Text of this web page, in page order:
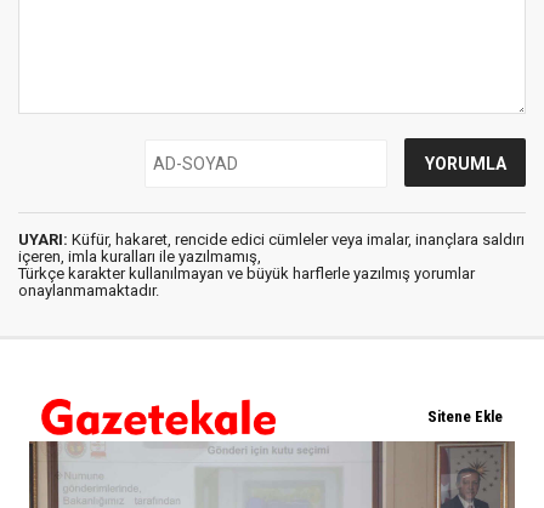
UYARI: Küfür, hakaret, rencide edici cümleler veya imalar, inançlara saldırı
içeren, imla kuralları ile yazılmamış,
Türkçe karakter kullanılmayan ve büyük harflerle yazılmış yorumlar
onaylanmamaktadır.